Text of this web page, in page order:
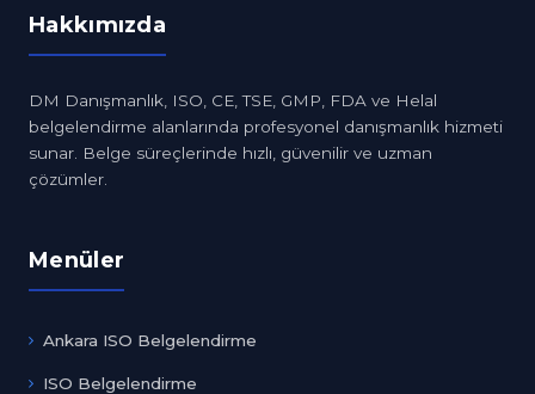
Hakkımızda
DM Danışmanlık, ISO, CE, TSE, GMP, FDA ve Helal
belgelendirme alanlarında profesyonel danışmanlık hizmeti
sunar. Belge süreçlerinde hızlı, güvenilir ve uzman
çözümler.
Menüler
Ankara ISO Belgelendirme
ISO Belgelendirme